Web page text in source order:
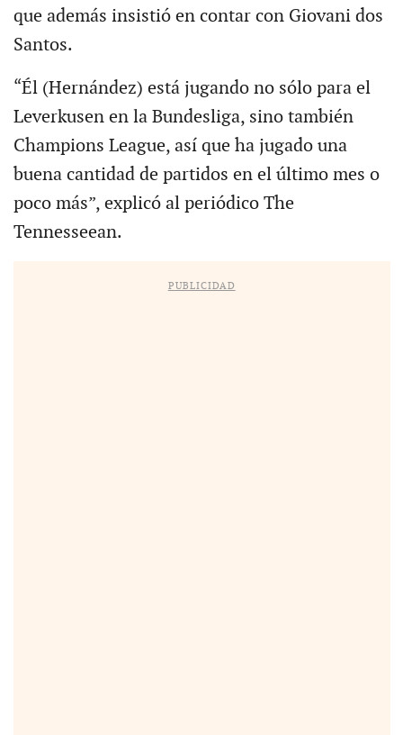
que además insistió en contar con Giovani dos
Santos.
“Él (Hernández) está jugando no sólo para el
Leverkusen en la Bundesliga, sino también
Champions League, así que ha jugado una
buena cantidad de partidos en el último mes o
poco más”, explicó al periódico The
Tennesseean.
PUBLICIDAD